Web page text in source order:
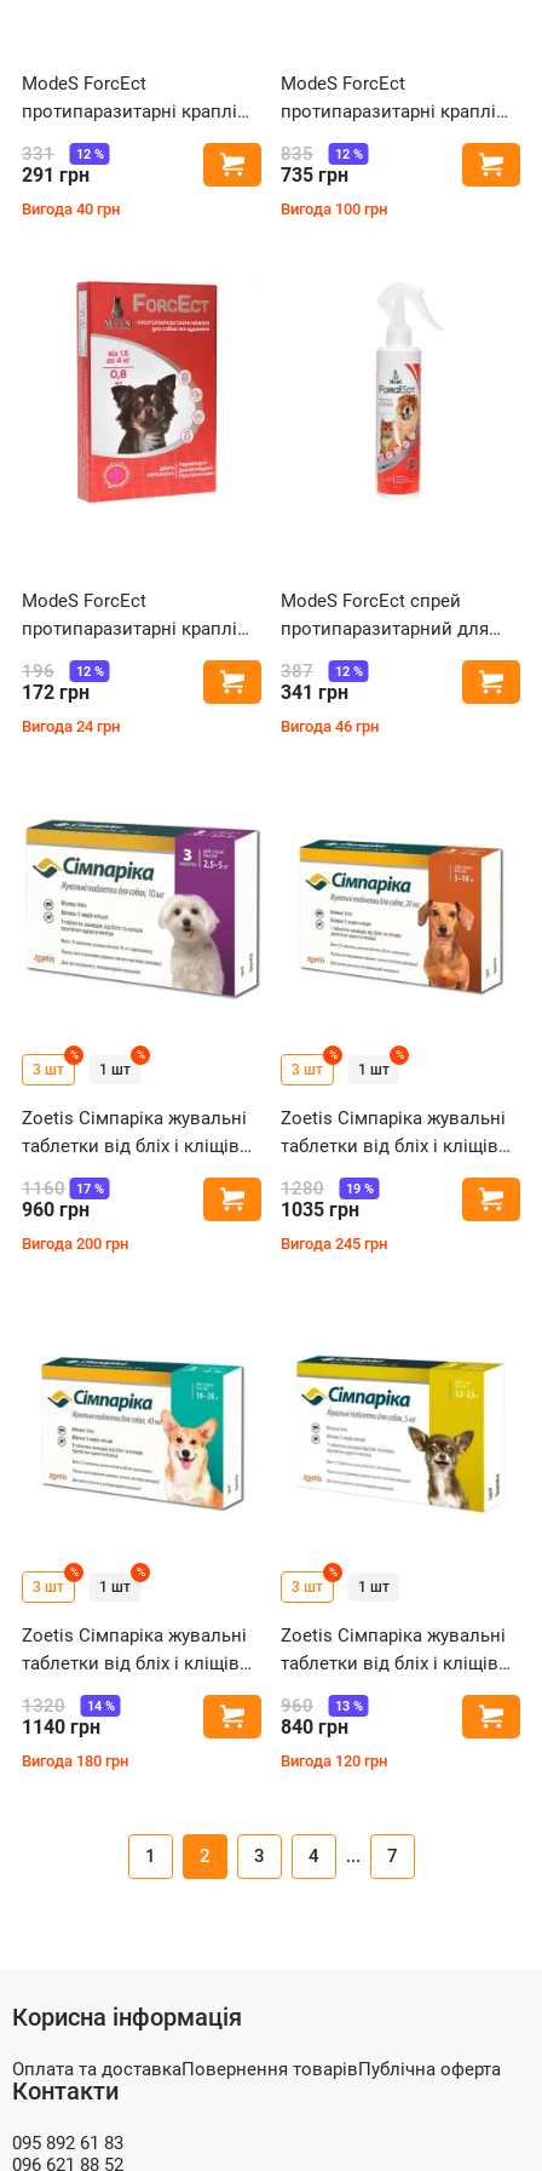
ModeS ForcEct
протипаразитарні краплі
для собак та цуценят від 4
до 10 кг, 2 мл
331
291 грн
12%
Купити
Вигода 40 грн
ModeS ForcEct
протипаразитарні краплі
для собак та цуценят від 40
до 60 кг, 10 мл
835
735 грн
12%
Вигода 100 грн
ModeS ForcEct
протипаразитарні краплі
для собак та цуценят від
1.5 кг до 4 кг, 0.8 мл
196
172 грн
12%
Купити
Вигода 24 грн
ModeS ForcEct спрей
протипаразитарний для
собак та котів 250 мл
387
341 грн
12%
Вигода 46 грн
3 шт
%
1 шт
%
Zoetis Сімпаріка жувальні
таблетки від бліх і кліщів
для собак вагою від 2.5 до
5 кг
1160
960 грн
17%
Купити
Вигода 200 грн
3 шт
%
1 шт
%
Zoetis Сімпаріка жувальні
таблетки від бліх і кліщів
для собак вагою від 5 до
10 кг
1280
1035 грн
19%
Вигода 245 грн
3 шт
%
1 шт
%
Zoetis Сімпаріка жувальні
таблетки від бліх і кліщів
для собак вагою від 10 до
20 кг
1320
1140 грн
14%
Купити
Вигода 180 грн
3 шт
%
1 шт
Zoetis Сімпаріка жувальні
таблетки від бліх і кліщів
для собак вагою від 1.3 до
2.5 кг
960
840 грн
13%
Вигода 120 грн
1 2 3 4 ... 7
Корисна інформація
Оплата та доставкаПовернення товарівПублічна оферта
Контакти
095 892 61 83
096 621 88 52